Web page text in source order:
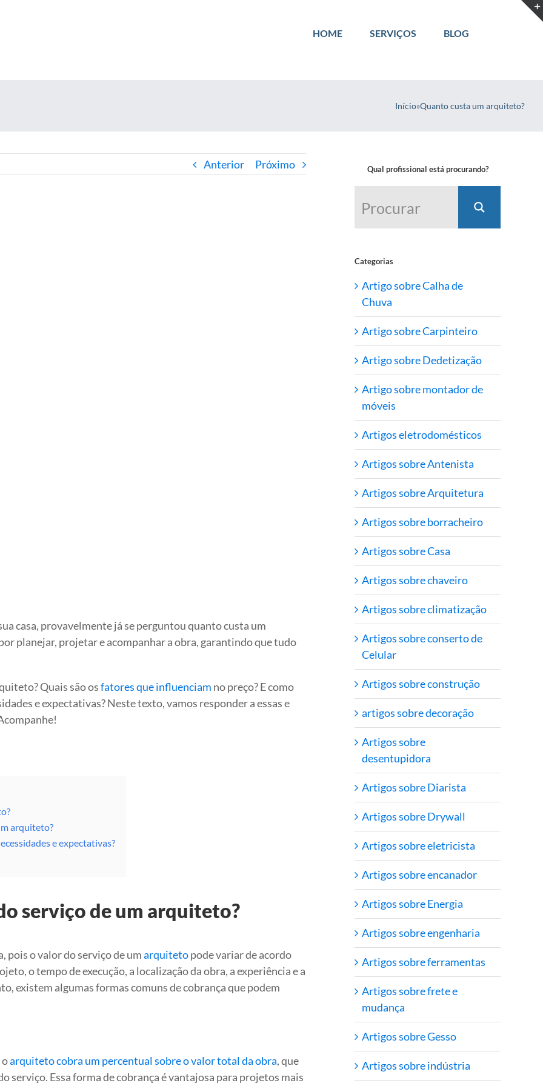
HOME SERVIÇOS BLOG
Início»Quanto custa um arquiteto?
Anterior Próximo
casa, provavelmente já se perguntou quanto custa um
planejar, projetar e acompanhar a obra, garantindo que tudo
Quais são osfatores que influenciam no preço? E como
e expectativas? Neste texto, vamos responder a essas e
arquiteto?
e expectativas?
serviço de um arquiteto?
pois o valor do serviço de umarquitetopode variar de acordo
o tempo de execução, a localização da obra, a experiência e a
existem algumas formas comuns de cobrança que podem
oarquiteto cobra um percentual sobre o valor total da obra, que
serviço. Essa forma de cobrança é vantajosa para projetos mais
Qual profissional está procurando?
Categorias
Artigo sobre Calha de
Chuva
Artigo sobre Carpinteiro
Artigo sobre Dedetização
Artigo sobre montador de
móveis
Artigos eletrodomésticos
Artigos sobre Antenista
Artigos sobre Arquitetura
Artigos sobre borracheiro
Artigos sobre Casa
Artigos sobre chaveiro
Artigos sobre climatização
Artigos sobre conserto de
Celular
Artigos sobre construção
artigos sobre decoração
Artigos sobre
desentupidora
Artigos sobre Diarista
Artigos sobre Drywall
Artigos sobre eletricista
Artigos sobre encanador
Artigos sobre Energia
Artigos sobre engenharia
Artigos sobre ferramentas
Artigos sobre frete e
mudança
Artigos sobre Gesso
Artigos sobre indústria